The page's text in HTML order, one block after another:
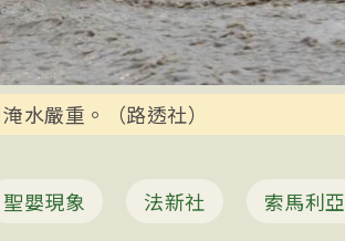
水嚴重。（路透社）
聖嬰現象 法新社
索馬利亞